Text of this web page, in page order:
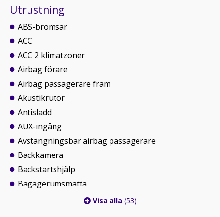
Utrustning
ABS-bromsar
ACC
ACC 2 klimatzoner
Airbag förare
Airbag passagerare fram
Akustikrutor
Antisladd
AUX-ingång
Avstängningsbar airbag passagerare
Backkamera
Backstartshjälp
Bagagerumsmatta
Visa alla (53)